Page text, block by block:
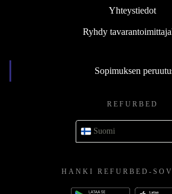
Yhteystiedot
Ryhdy
Sopimuksen
REFURBED
Suomi
HANKI REFURBED-